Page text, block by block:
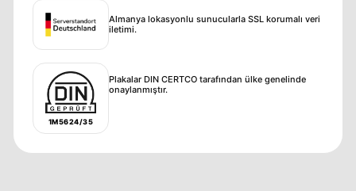
Almanya lokasyonlu sunucularla SSL korumalı veri
iletimi.
1M5624/35
Plakalar DIN CERTCO tarafından ülke genelinde
onaylanmıştır.